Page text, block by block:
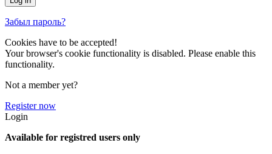
Забыл пароль?
Cookies have to be accepted!
Your browser's cookie functionality is disabled. Please enable this
functionality.
Not a member yet?
Register now
Login
Available for registred users only